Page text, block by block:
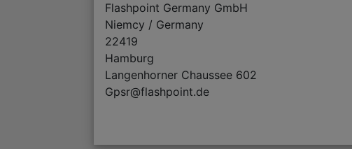
Flashpoint Germany GmbH
Niemcy / Germany
22419
Hamburg
Langenhorner Chaussee 602
Gpsr@flashpoint.de